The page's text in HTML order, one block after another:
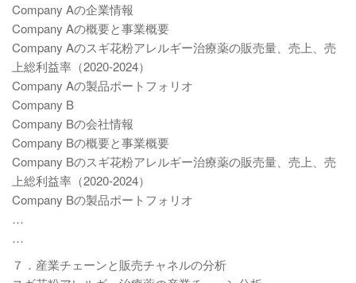
Company Aの企業情報
Company Aの概要と事業概要
Company Aのスギ花粉アレルギー治療薬の販売量、売上、売
上総利益率（2020-2024）
Company Aの製品ポートフォリオ
Company B
Company Bの会社情報
Company Bの概要と事業概要
Company Bのスギ花粉アレルギー治療薬の販売量、売上、売
上総利益率（2020-2024）
Company Bの製品ポートフォリオ
…
…
７．産業チェーンと販売チャネルの分析